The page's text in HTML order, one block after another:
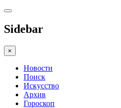
Sidebar
×
Новости
Поиск
Искусство
Архив
Гороскоп